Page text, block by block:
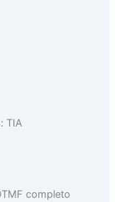
TIA
completo